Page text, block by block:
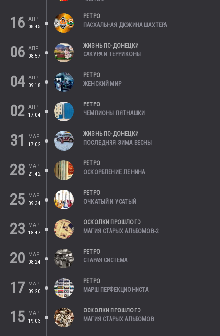
16
АПР
08:45
РЕТРО
ПАСХАЛЬНАЯ ДЮЖИНА ШАХТЕРА
06
АПР
08:57
ЖИЗНЬ ПО-ДОНЕЦКИ
САКУРА И ТЕРРИКОНЫ
04 АПР
09:18
РЕТРО
ЖЕНСКИЙ МИР
02
АПР
17:04
РЕТРО
ЧЕМПИОНЫ ПЯТНАШКИ
31
МАР
17:02
ЖИЗНЬ ПО-ДОНЕЦКИ
ПОСЛЕДНЯЯ ЗИМА ВЕСНЫ
28
МАР
21:42
РЕТРО
ОСКОРБЛЕНИЕ ЛЕНИНА
25
МАР
09:34
РЕТРО
ОЧКАТЫЙ И УСАТЫЙ
23
МАР
18:47
ОСКОЛКИ ПРОШЛОГО
МАГИЯ СТАРЫХ АЛЬБОМОВ-2
20
МАР
08:24
РЕТРО
СТАРАЯ СИСТЕМА
17
МАР
09:20
РЕТРО
МАРШ ПЕРФЕКЦИОНИСТА
15
МАР
19:03
ОСКОЛКИ ПРОШЛОГО
МАГИЯ СТАРЫХ АЛЬБОМОВ